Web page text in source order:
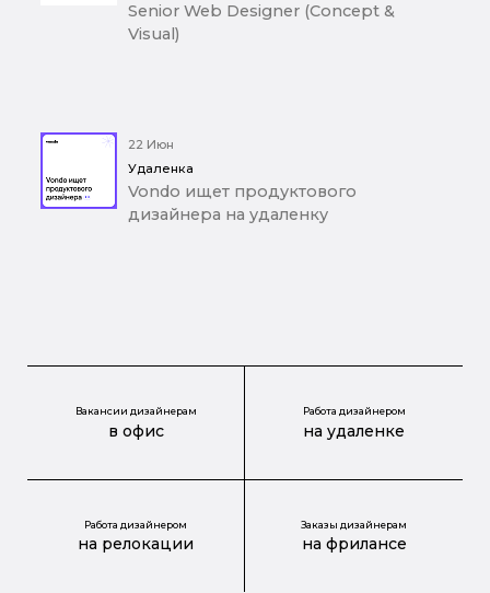
Senior Web Designer (Concept &
Visual)
22 Июн
Удаленка
Vondo ищет продуктового
дизайнера на удаленку
Вакансии дизайнерам
в офис
Работа дизайнером
на удаленке
Работа дизайнером
на релокации
Заказы дизайнерам
на фрилансе